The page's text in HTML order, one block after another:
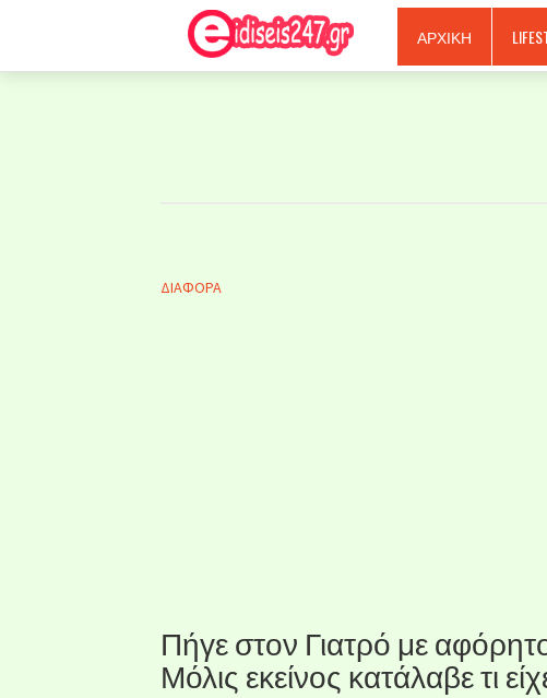
Ξερόλας ΑΡΧΙΚΗ
ΔΙΑΦΟΡΑ
Πήγε στον Γιατρό με
Μόλις εκείνος κατάλαβε τι